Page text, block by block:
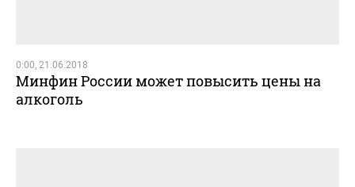
0:00, 21.06.2018
Минфин России может повысить цены на
алкоголь